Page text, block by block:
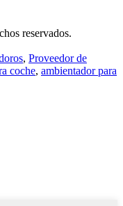
reservados.
, Proveedor de
coche, ambientador para